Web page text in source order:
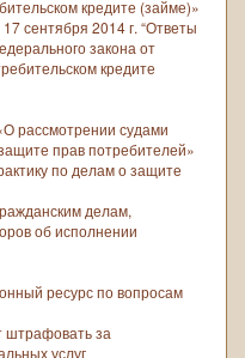
кредите (займе)»
сентября 2014 г. “Ответы
закона от
кредите
рассмотрении судами
прав потребителей»
по делам о защите
делам,
об исполнении
ресурс по вопросам
штрафовать за
услуг